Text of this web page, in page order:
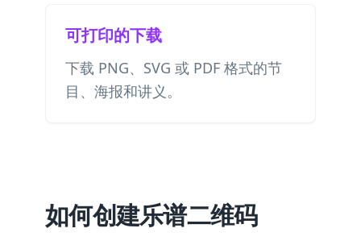
可打印的下载
下载 PNG、SVG 或 PDF 格式的节
目、海报和讲义。
如何创建乐谱二维码